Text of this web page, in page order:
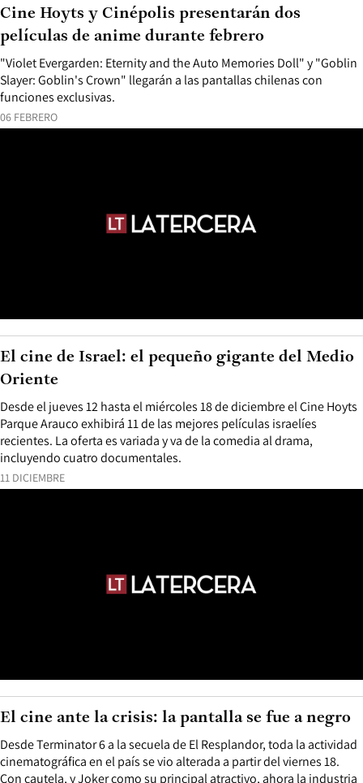
06 FEBRERO
"Violet Evergarden: Eternity and the Auto Memories Doll" y "Goblin
Slayer: Goblin's Crown" llegarán a las pantallas chilenas con
funciones exclusivas.
Cine Hoyts y Cinépolis presentarán dos
películas de anime durante febrero
11 DICIEMBRE
Desde el jueves 12 hasta el miércoles 18 de diciembre el Cine Hoyts
Parque Arauco exhibirá 11 de las mejores películas israelíes
recientes. La oferta es variada y va de la comedia al drama,
incluyendo cuatro documentales.
El cine de Israel: el pequeño gigante del Medio
Oriente
Desde Terminator 6 a la secuela de El Resplandor, toda la actividad
cinematográfica en el país se vio alterada a partir del viernes 18.
Con cautela, y Joker como su principal atractivo, ahora la industria
El cine ante la crisis: la pantalla se fue a negro